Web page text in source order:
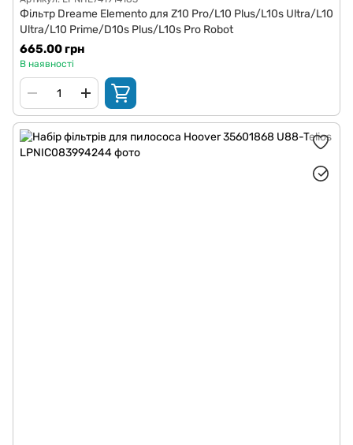
Фільтр Dreame Elemento для Z10 Pro/L10 Plus/L10s Ultra/L10
Ultra/L10 Prime/D10s Plus/L10s Pro Robot
665.00 грн
В наявності